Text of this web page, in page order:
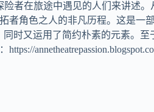
者在旅途中遇见的人们来讲述
者角色之人的非凡历程。这是一
时又运用了简约朴素的元素。